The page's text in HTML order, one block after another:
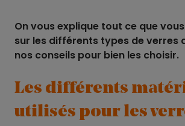
On vous explique tout ce que
sur les différents types de verres
nos conseils pour bien les choisir.
Les différents
utilisés pour les